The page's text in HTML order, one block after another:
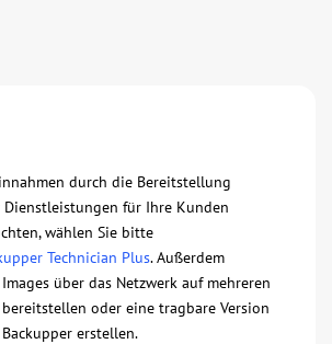
durch die Bereitstellung
Dienstleistungen für Ihre Kunden
wählen Sie bitte
Technician Plus. Außerdem
über das Netzwerk auf mehreren
oder eine tragbare Version
erstellen.